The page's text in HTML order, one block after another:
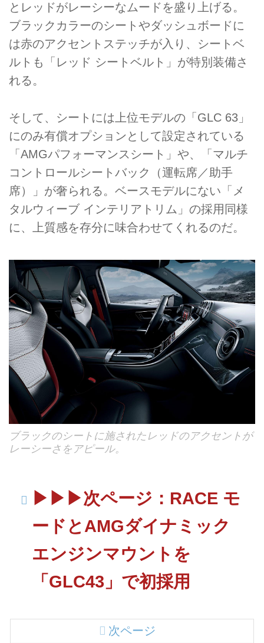
とレッドがレーシーなムードを盛り上げる。
ブラックカラーのシートやダッシュボードに
は赤のアクセントステッチが入り、シートベ
ルトも「レッド シートベルト」が特別装備さ
れる。
そして、シートには上位モデルの「GLC 63」
にのみ有償オプションとして設定されている
「AMGパフォーマンスシート」や、「マルチ
コントロールシートバック（運転席／助手
席）」が奢られる。ベースモデルにない「メ
タルウィーブ インテリアトリム」の採用同様
に、上質感を存分に味合わせてくれるのだ。
ブラックのシートに施されたレッドのアクセントが
レーシーさをアピール。
▶︎▶︎▶︎次ページ：RACE モ
ードとAMGダイナミック
エンジンマウントを
「GLC43」で初採用
次ページ